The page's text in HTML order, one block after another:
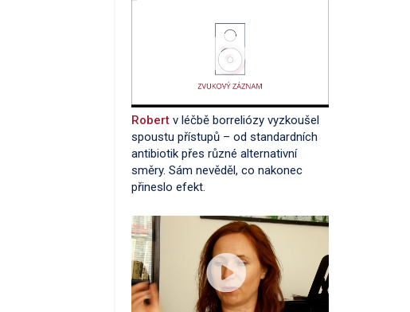
Robert v léčbě borreliózy vyzkoušel
spoustu přístupů – od standardních
antibiotik přes různé alternativní
směry. Sám nevěděl, co nakonec
přineslo efekt.